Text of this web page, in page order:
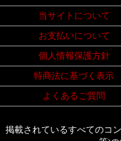
当サイトについて
お支払いについて
個人情報保護方針
特商法に基づく表示
よくあるご質問
掲載されているすべてのコ